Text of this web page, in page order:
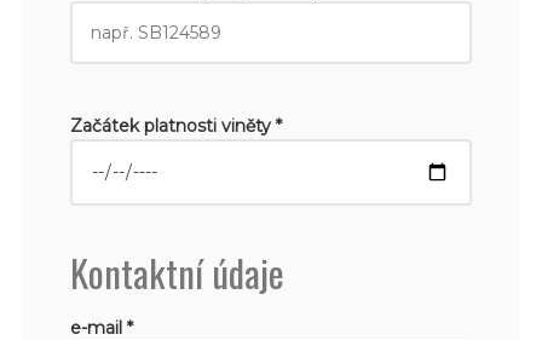
Začátek platnosti viněty *
Kontaktní údaje
e-mail *